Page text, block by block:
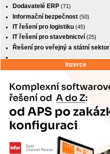
Dodavatelé ERP (71)
Informační bezpečnost (50)
IT řešení pro logistiku (45)
IT řešení pro stavebnictví (25)
Řešení pro veřejný a státní sektor
Inzerce